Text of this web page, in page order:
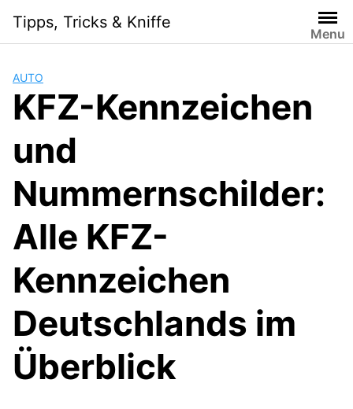
content
Tipps, Tricks & Kniffe
Menu
AUTO
KFZ-Kennzeichen
und
Nummernschilder:
Alle KFZ-
Kennzeichen
Deutschlands im
Überblick